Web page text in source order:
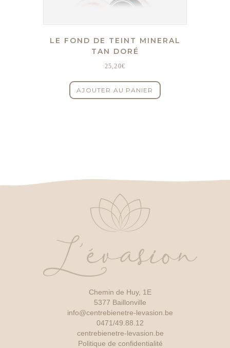
LE FOND DE TEINT MINERAL
TAN DORÉ
25,20€
AJOUTER AU PANIER
Chemin de Huy, 1E
5377 Baillonville
info@centrebienetre-levasion.be
0471/49.88.12
centrebienetre-levasion.be
Politique de confidentialité